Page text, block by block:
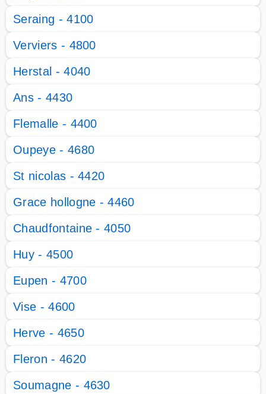
Seraing - 4100
Verviers - 4800
Herstal - 4040
Ans - 4430
Flemalle - 4400
Oupeye - 4680
St nicolas - 4420
Grace hollogne - 4460
Chaudfontaine - 4050
Huy - 4500
Eupen - 4700
Vise - 4600
Herve - 4650
Fleron - 4620
Soumagne - 4630